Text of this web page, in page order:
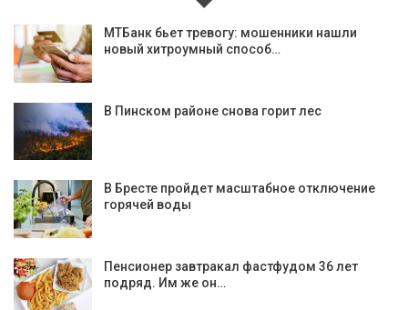
МТБанк бьет тревогу: мошенники нашли
новый хитроумный способ…
В Пинском районе снова горит лес
В Бресте пройдет масштабное отключение
горячей воды
Пенсионер завтракал фастфудом 36 лет
подряд. Им же он…